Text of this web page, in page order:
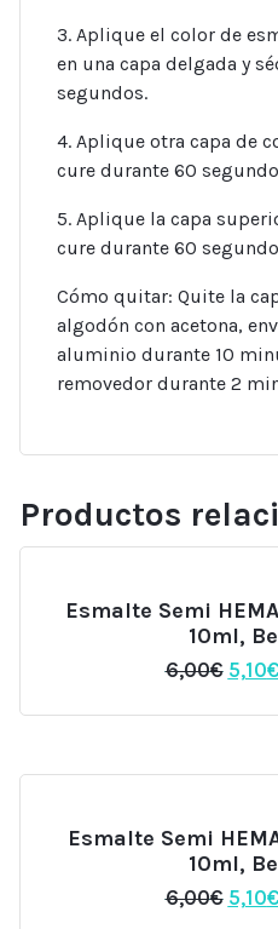
3. Aplique el color de
en una capa delgada y
segundos.
4. Aplique otra capa de
cure durante 60
5. Aplique la capa
cure durante 60
Cómo quitar: Quite la
algodón con acetona,
aluminio durante 10
removedor durante 2
Productos
Esmalte Semi
10ml,
6,00€ El
5,10€
Esmalte Semi
10ml,
6,00€ El
5,10€